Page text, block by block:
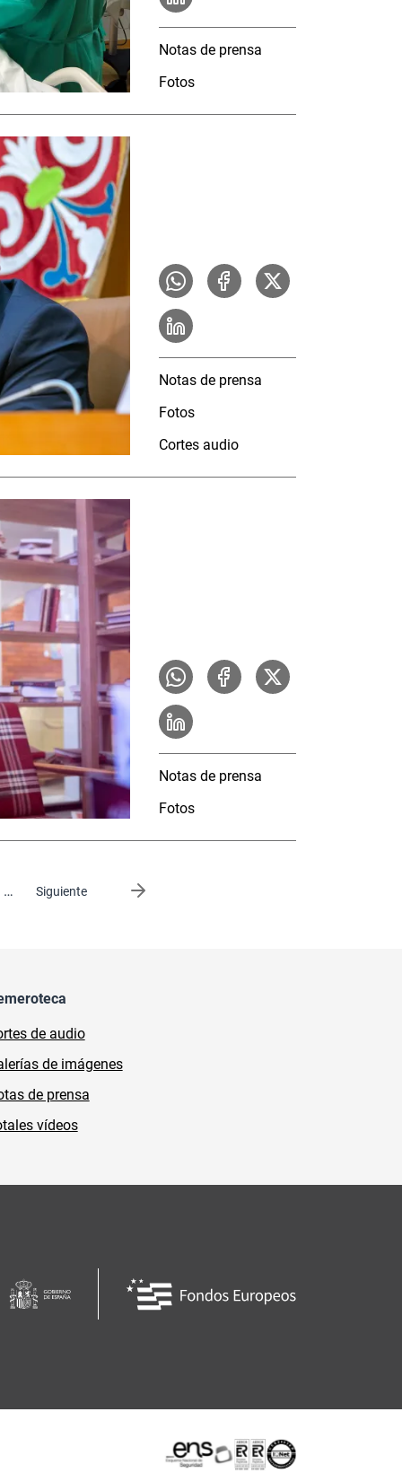
Notas de prensa
Fotos
Notas de prensa
Fotos
Cortes audio
Notas de prensa
Fotos
… Siguiente
página
de audio
de imágenes
de prensa
vídeos
Certificaciones